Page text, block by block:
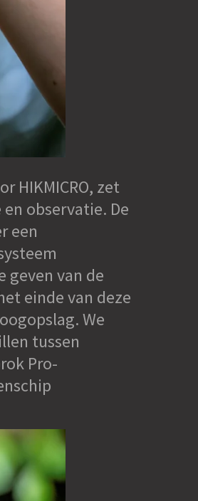
HIKMICRO, zet
observatie. De
een
geven van de
einde van deze
We
tussen
Pro-